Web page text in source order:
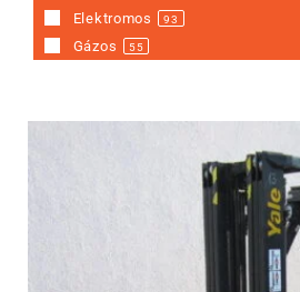
Elektromos 93
Gázos 55